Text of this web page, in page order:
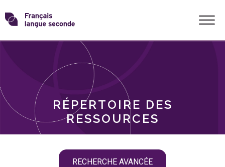
Skip
toTransformons
langue
RÉPERTOIRE DES
RESSOURCES
RECHERCHE AVANCÉE
THÈMES